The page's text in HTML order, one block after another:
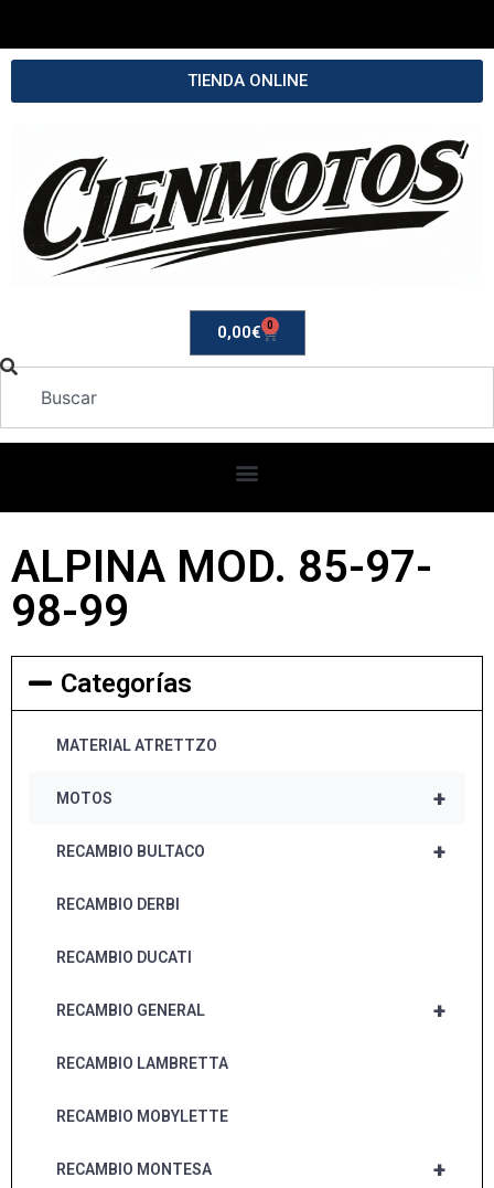
TIENDA ONLINE
0,00€ 0
ALPINA MOD. 85-97-
98-99
Categorías
MATERIAL ATRETTZO
+
MOTOS
+
RECAMBIO BULTACO
RECAMBIO DERBI
RECAMBIO DUCATI
+
RECAMBIO GENERAL
RECAMBIO LAMBRETTA
RECAMBIO MOBYLETTE
+
RECAMBIO MONTESA